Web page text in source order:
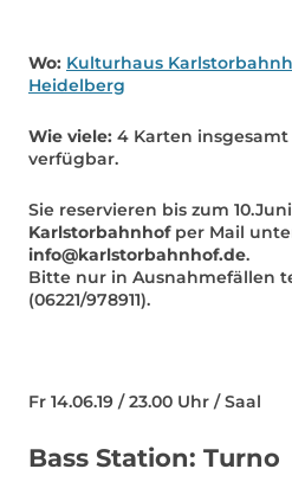
Wo: Kulturhaus
Heidelberg
Wie viele: 4 Karten
verfügbar.
Sie reservieren bis zum 10.Juni
Karlstorbahnhofper Mail
info@karlstorbahnhof.de.
Bitte nur in Ausnahmefällen
(06221/978911).
Fr 14.06.19 / 23.00 Uhr / Saal
Bass Station: Turno